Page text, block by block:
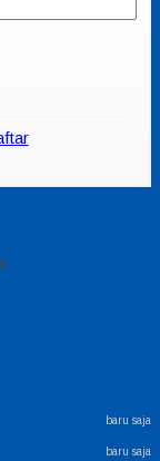
baru saja
baru saja